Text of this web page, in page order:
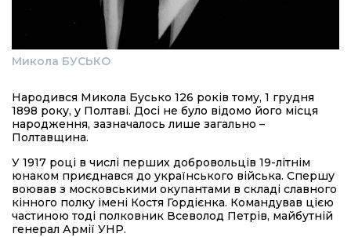
Микола БУСЬКО
Народився Микола Бусько 126 років тому, 1 грудня
1898 року, у Полтаві. Досі не було відомо його місця
народження, зазначалось лише загально –
Полтавщина.
У 1917 році в числі перших добровольців 19-літнім
юнаком приєднався до українського війська. Спершу
воював з московськими окупантами в складі славного
кінного полку імені Костя Гордієнка. Командував цією
частиною тоді полковник Всеволод Петрів, майбутній
генерал Армії УНР.